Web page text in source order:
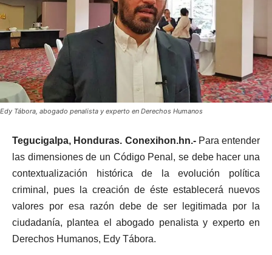
Edy Tábora, abogado penalista y experto en Derechos Humanos
Tegucigalpa, Honduras. Conexihon.hn.-Para entender
las dimensiones de un Código Penal, se debe hacer una
contextualización histórica de la evolución política
criminal, pues la creación de éste establecerá nuevos
valores por esa razón debe de ser legitimada por la
ciudadanía, plantea el abogado penalista y experto en
Derechos Humanos, Edy Tábora.